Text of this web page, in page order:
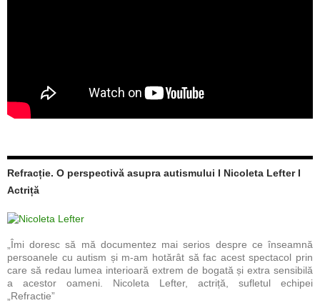
Refracție. O perspectivă asupra autismului I Nicoleta Lefter I
Actriță
„Îmi doresc să mă documentez mai serios despre ce înseamnă
persoanele cu autism și m-am hotărât să fac acest spectacol prin
care să redau lumea interioară extrem de bogată și extra sensibilă
a acestor oameni. Nicoleta Lefter, actriță, sufletul echipei
„Refractie”